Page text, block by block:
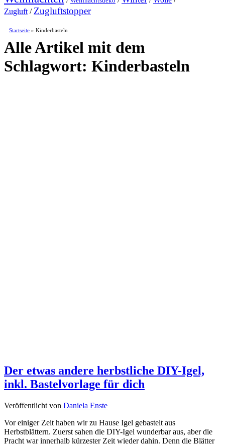
Zugluft / Zugluftstopper
Startseite » Kinderbasteln
Alle Artikel mit dem
Schlagwort: Kinderbasteln
Der etwas andere herbstliche DIY-Igel,
inkl. Bastelvorlage für dich
Veröffentlicht von Daniela Enste
Vor einiger Zeit haben wir zu Hause Igel gebastelt aus
Herbstblättern. Zuerst sahen die DIY-Igel wunderbar aus, aber die
Pracht war innerhalb kürzester Zeit wieder dahin. Denn die Blätter